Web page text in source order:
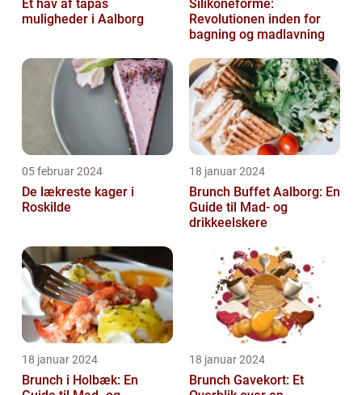
Et hav af tapas
muligheder i Aalborg
Silikoneforme:
Revolutionen inden for
bagning og madlavning
05 februar 2024
De lækreste kager i
Roskilde
18 januar 2024
Brunch Buffet Aalborg: En
Guide til Mad- og
drikkeelskere
18 januar 2024
Brunch i Holbæk: En
18 januar 2024
Brunch Gavekort: Et